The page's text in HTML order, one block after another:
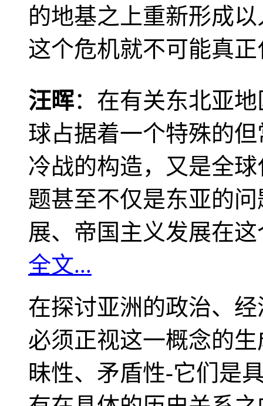
的地基之上重新形成
这个危机就不可能真
汪晖：在有关东北亚
球占据着一个特殊的
冷战的构造，又是全
题甚至不仅是东亚的
展、帝国主义发展在
全文...
在探讨亚洲的政治、
必须正视这一概念的
昧性、矛盾性-它们是